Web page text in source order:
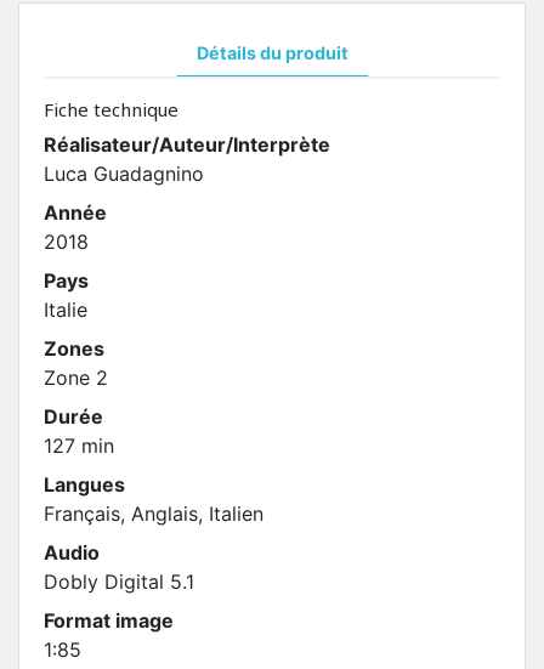
Détails du produit
Fiche technique
Réalisateur/Auteur/Interprète
Luca Guadagnino
Année
2018
Pays
Italie
Zones
Zone 2
Durée
127 min
Langues
Français, Anglais, Italien
Audio
Dobly Digital 5.1
Format image
1:85